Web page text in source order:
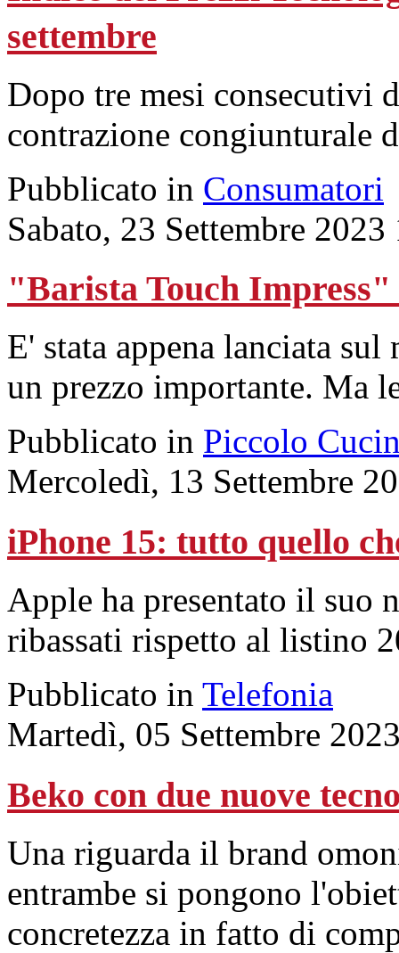
settembre
Dopo tre mesi consecutivi
contrazione congiunturale
Pubblicato in Consumatori
Sabato, 23 Settembre 2023
"Barista Touch
E' stata appena lanciata sul
un prezzo importante. Ma
Pubblicato in Piccolo
Mercoledì, 13 Settembre
iPhone 15: tutto quello
Apple ha presentato il suo
ribassati rispetto al listino
Pubblicato in Telefonia
Martedì, 05 Settembre
Beko con due nuove
Una riguarda il brand
entrambe si pongono
concretezza in fatto di